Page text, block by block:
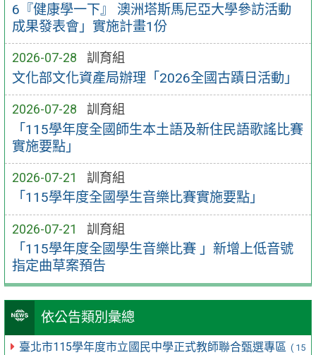
6『健康學一下』 澳洲塔斯馬尼亞大學參訪活動
成果發表會」實施計畫1份
2026-07-28 訓育組
文化部文化資產局辦理「2026全國古蹟日活動」
2026-07-28 訓育組
「115學年度全國師生本土語及新住民語歌謠比賽
實施要點」
2026-07-21 訓育組
「115學年度全國學生音樂比賽實施要點」
2026-07-21 訓育組
「115學年度全國學生音樂比賽 」新增上低音號
指定曲草案預告
依公告類別彙總
臺北市115學年度市立國民中學正式教師聯合甄選專區 ( 15